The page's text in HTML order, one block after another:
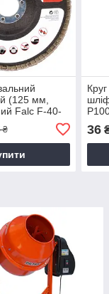
(125 мм,
Falc F-40-
₴
10
36